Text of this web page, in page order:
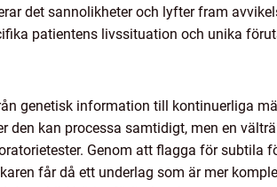
det sannolikheter och lyfter fram
patientens livssituation och unika
genetisk information till kontinuerliga
kan processa samtidigt, men en
Genom att flagga för subtila
får då ett underlag som är mer